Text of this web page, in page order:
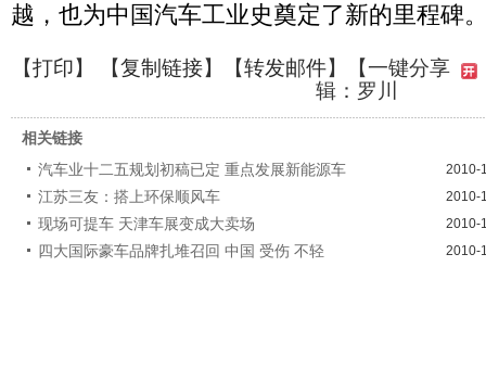
越，也为中国汽车工业史奠定了新的里程碑
【打印】 【复制链接】【转发邮件】
【一键分享
辑：罗川
相关链接
汽车业十二五规划初稿已定 重点发展新能源车
2010-
江苏三友：搭上环保顺风车 2010-
现场可提车 天津车展变成大卖场 2010-
四大国际豪车品牌扎堆召回 中国 受伤 不轻 2010-